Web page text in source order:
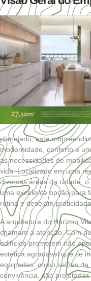
planejado, este
modernidade, conforto e
às necessidades de
vida. Localizado em uma
diversas áreas da cidade,
uma excelente opção para
rotina e desejam
A arquitetura do Horizon
chamam a atenção. Com
edifícios prometem não
estética agradável que se
equipadas, como salões
convivência, são